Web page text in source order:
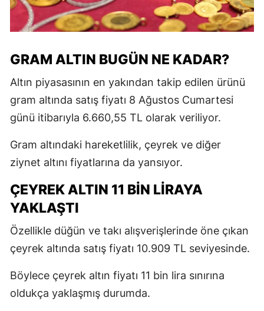
GRAM ALTIN BUGÜN NE KADAR?
Altın piyasasının en yakından takip edilen ürünü
gram altında satış fiyatı 8 Ağustos Cumartesi
günü itibarıyla 6.660,55 TL olarak veriliyor.
Gram altındaki hareketlilik, çeyrek ve diğer
ziynet altını fiyatlarına da yansıyor.
ÇEYREK ALTIN 11 BİN LİRAYA
YAKLAŞTI
Özellikle düğün ve takı alışverişlerinde öne çıkan
çeyrek altında satış fiyatı 10.909 TL seviyesinde.
Böylece çeyrek altın fiyatı 11 bin lira sınırına
oldukça yaklaşmış durumda.